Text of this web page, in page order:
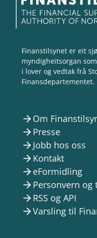
Finanstilsynet er eit
myndigheitsorgan
i lover og vedtak frå
Finansdepartementet.
arrow_forward Om
arrow_forward Presse
arrow_forward Jobb hos oss
arrow_forward Kontakt
arrow_forward eFormidling
arrow_forward Personvern
arrow_forward RSS og API
arrow_forwardVarsling til